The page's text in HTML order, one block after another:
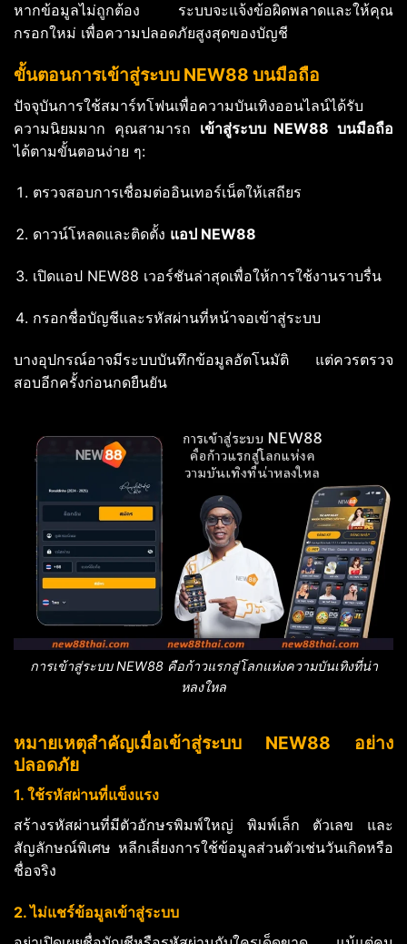
หากข้อมูลไม่ถูกต้อง ระบบจะแจ้งข้อผิดพลาดและให้คุณ
กรอกใหม่ เพื่อความปลอดภัยสูงสุดของบัญชี
ขั้นตอนการเข้าสู่ระบบ NEW88 บนมือถือ
ปัจจุบันการใช้สมาร์ทโฟนเพื่อความบันเทิงออนไลน์ได้รับ
ความนิยมมาก คุณสามารถ เข้าสู่ระบบ NEW88 บนมือถือ
ได้ตามขั้นตอนง่าย ๆ:
ตรวจสอบการเชื่อมต่ออินเทอร์เน็ตให้เสถียร
ดาวน์โหลดและติดตั้ง แอป NEW88
เปิดแอป NEW88 เวอร์ชันล่าสุดเพื่อให้การใช้งานราบรื่น
กรอกชื่อบัญชีและรหัสผ่านที่หน้าจอเข้าสู่ระบบ
บางอุปกรณ์อาจมีระบบบันทึกข้อมูลอัตโนมัติ แต่ควรตรวจ
สอบอีกครั้งก่อนกดยืนยัน
การเข้าสู่ระบบ NEW88 คือก้าวแรกสู่โลกแห่งความบันเทิงที่น่า
หลงใหล
หมายเหตุสำคัญเมื่อเข้าสู่ระบบ NEW88 อย่าง
ปลอดภัย
1. ใช้รหัสผ่านที่แข็งแรง
สร้างรหัสผ่านที่มีตัวอักษรพิมพ์ใหญ่ พิมพ์เล็ก ตัวเลข และ
สัญลักษณ์พิเศษ หลีกเลี่ยงการใช้ข้อมูลส่วนตัวเช่นวันเกิดหรือ
ชื่อจริง
2. ไม่แชร์ข้อมูลเข้าสู่ระบบ